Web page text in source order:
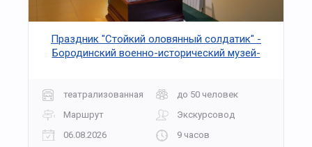
Праздник "Стойкий оловянный солдатик" -
Бородинский военно-исторический музей-
театрализованная
до 50 человек
Маршрут
Экскурсовод
06.08.2026
9 часов